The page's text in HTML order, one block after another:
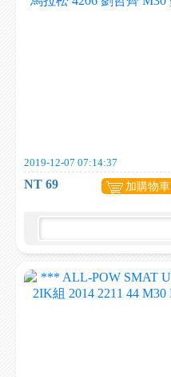
2019-12-07 07:14:37
NT 69 加購物車